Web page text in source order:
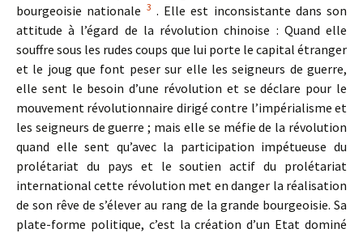
bourgeoisie nationale 3 . Elle est inconsistante dans son
attitude à l’égard de la révolution chinoise : Quand elle
souffre sous les rudes coups que lui porte le capital étranger
et le joug que font peser sur elle les seigneurs de guerre,
elle sent le besoin d’une révolution et se déclare pour le
mouvement révolutionnaire dirigé contre l’impérialisme et
les seigneurs de guerre ; mais elle se méfie de la révolution
quand elle sent qu’avec la participation impétueuse du
prolétariat du pays et le soutien actif du prolétariat
international cette révolution met en danger la réalisation
de son rêve de s’élever au rang de la grande bourgeoisie. Sa
plate-forme politique, c’est la création d’un Etat dominé